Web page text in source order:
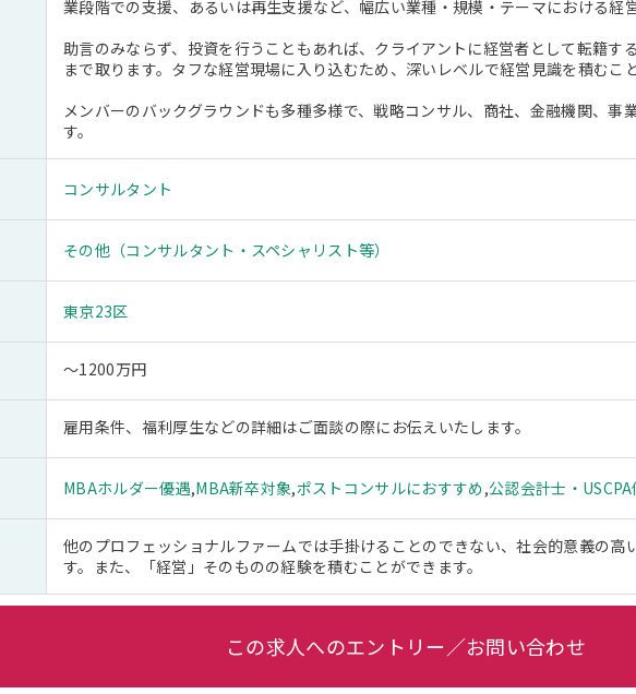
業段階での支援、あるいは再生支援など、幅広い業種・規模・テーマにおける経
助言のみならず、投資を行うこともあれば、クライアントに経営者として転籍す
まで取ります。タフな経営現場に入り込むため、深いレベルで経営見識を積むこ
メンバーのバックグラウンドも多種多様で、戦略コンサル、商社、金融機関、
す。
コンサルタント
その他（コンサルタント・スペシャリスト等）
東京23区
～1200万円
雇用条件、福利厚生などの詳細はご面談の際にお伝えいたします。
MBAホルダー優遇,MBA新卒対象,ポストコンサルにおすすめ ,公認会計士・
他のプロフェッショナルファームでは手掛けることのできない、社会的意義の高
す。また、「経営」そのものの経験を積むことができます。
この求人へのエントリー／お問い合わせ